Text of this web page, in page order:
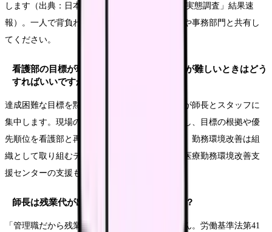
します（出典：日本看護協会「2025年 病院看護実態調査」結果速
報）。一人で背負わず、組織課題として看護部や事務部門と共有し
てください。
看護部の目標が現場の余力と合わず、達成が難しいときはどう
すればいいですか？
達成困難な目標を黙って抱え込むと、しわ寄せが師長とスタッフに
集中します。現場の人員・業務量のデータを示し、目標の根拠や優
先順位を看護部と再調整することが現実的です。勤務環境改善は組
織として取り組むテーマであり、各都道府県の医療勤務環境改善支
援センターの支援も活用できます。
師長は残業代が出ないものなのでしょうか？
「管理職だから残業代は出ない」とは限りません。労働基準法第41